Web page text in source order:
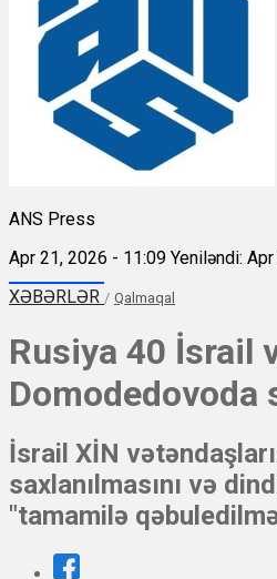
ANS Press
Apr 21, 2026 - 11:09 Yeniləndi:
XƏBƏRLƏR / Qalmaqal
Rusiya 40 İsrail
Domodedovoda
İsrail XİN
saxlanılmasını və
"tamamilə